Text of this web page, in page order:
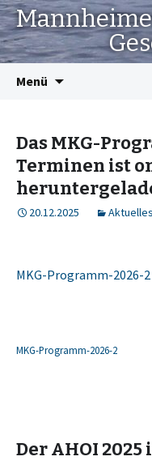
Menü
Das MKG-
Terminen ist
20.12.2025 Aktuelles
MKG-Programm-2026-2
MKG-Programm-2026-2
Der AHOI